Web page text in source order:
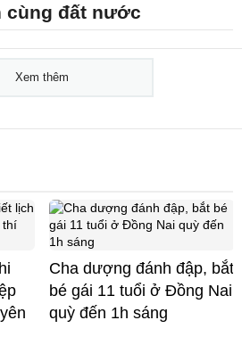
cùng đất nước
Xem thêm
Cha dượng đánh đập, bắt
bé gái 11 tuổi ở Đồng Nai
quỳ đến 1h sáng